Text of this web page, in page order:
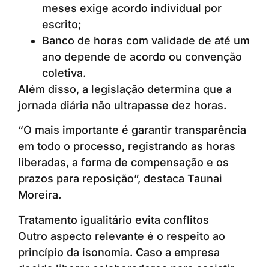
meses exige acordo individual por
escrito;
Banco de horas com validade de até um
ano depende de acordo ou convenção
coletiva.
Além disso, a legislação determina que a
jornada diária não ultrapasse dez horas.
“O mais importante é garantir transparência
em todo o processo, registrando as horas
liberadas, a forma de compensação e os
prazos para reposição”, destaca Taunai
Moreira.
Tratamento igualitário evita conflitos
Outro aspecto relevante é o respeito ao
princípio da isonomia. Caso a empresa